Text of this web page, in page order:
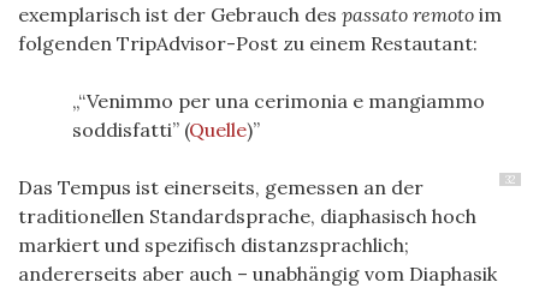
exemplarisch ist der Gebrauch des passato remoto im
folgenden TripAdvisor-Post zu einem Restautant:
“Venimmo per una cerimonia e mangiammo
soddisfatti” (Quelle)
32
Das Tempus ist einerseits, gemessen an der
traditionellen Standardsprache, diaphasisch hoch
markiert und spezifisch distanzsprachlich;
andererseits aber auch – unabhängig vom Diaphasik